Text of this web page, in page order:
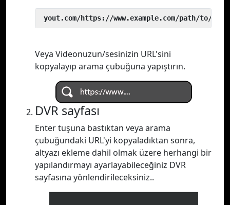
yout.com/https://www.example.com/path/to/
Veya Videonuzun/sesinizin URL'sini
kopyalayıp arama çubuğuna yapıştırın.
DVR sayfası
Enter tuşuna bastıktan veya arama
çubuğundaki URL'yi kopyaladıktan sonra,
altyazı ekleme dahil olmak üzere herhangi bir
yapılandırmayı ayarlayabileceğiniz DVR
sayfasına yönlendirileceksiniz..